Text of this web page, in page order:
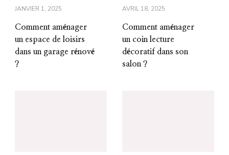
JANVIER 1, 2025
Comment aménager
un espace de loisirs
dans un garage rénové
?
AVRIL 18, 2025
Comment aménager
un coin lecture
décoratif dans son
salon ?